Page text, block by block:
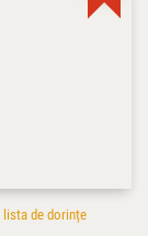
lista de dorințe